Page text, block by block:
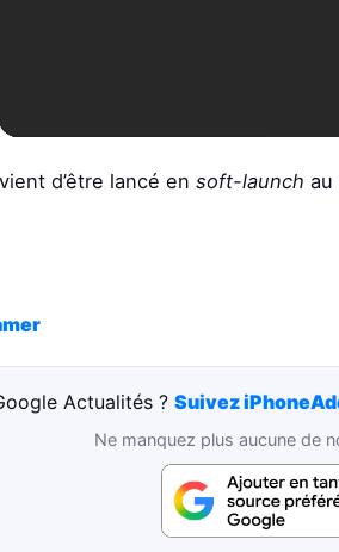
d’être lancé en soft-launch au
Actualités ?Suivez
Ne manquez plus aucune de